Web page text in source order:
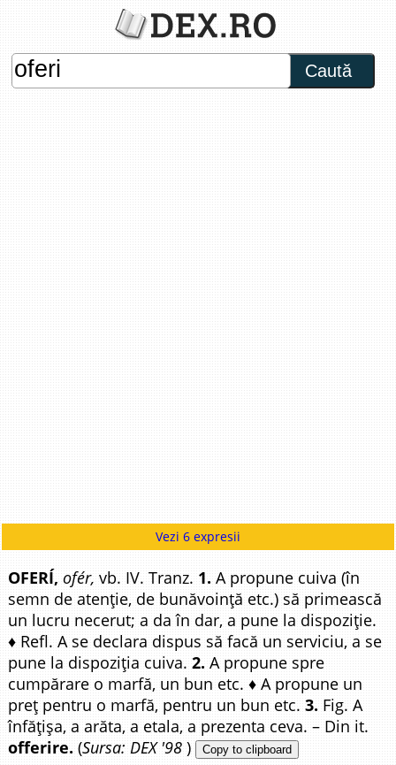
Caută
Vezi 6 expresii
OFERÍ, ofér, vb. IV. Tranz. 1. A propune cuiva (în
semn de atenție, de bunăvoință etc.) să primească
un lucru necerut; a da în dar, a pune la dispoziție.
♦ Refl. A se declara dispus să facă un serviciu, a se
pune la dispoziția cuiva.2. A propune spre
cumpărare o marfă, un bun etc. ♦ A propune un
preț pentru o marfă, pentru un bun etc.3. Fig. A
înfățișa, a arăta, a etala, a prezenta ceva. – Din it.
offerire. (Sursa: DEX '98 ) Copy to clipboard